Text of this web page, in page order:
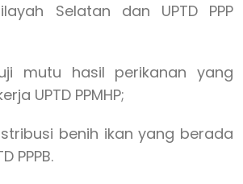
Selatan dan UPTD PPP
mutu hasil perikanan yang
UPTD PPMHP;
benih ikan yang berada
PPPB.